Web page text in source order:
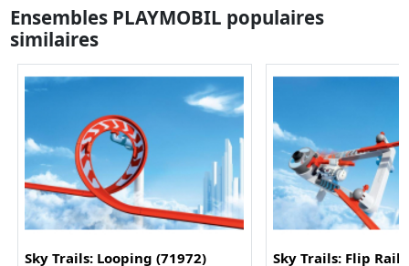
Ensembles PLAYMOBIL populaires
similaires
Sky Trails: Looping (71972) Sky Trails: Flip Rail